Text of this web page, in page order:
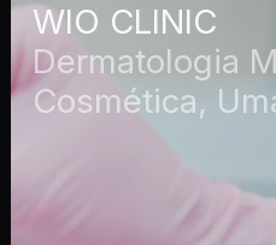
WIO CLINIC
Dermatologia
Cosmética,